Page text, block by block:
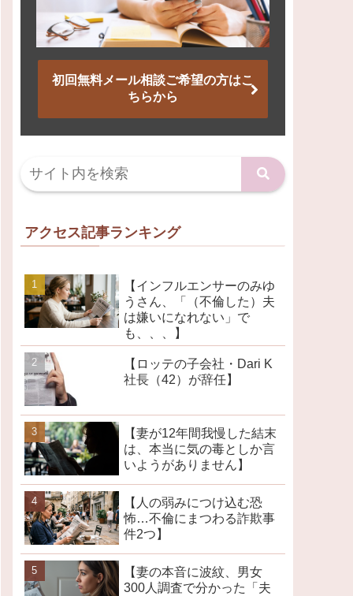
初回無料メール相談ご希望の方はこ
ちらから
アクセス記事ランキング
【インフルエンサーのみゆ
うさん、「（不倫した）夫
は嫌いになれない」で
も、、、】
【ロッテの子会社・Dari K
社長（42）が辞任】
【妻が12年間我慢した結末
は、本当に気の毒としか言
いようがありません】
【人の弱みにつけ込む恐
怖…不倫にまつわる詐欺事
件2つ】
【妻の本音に波紋、男女
300人調査で分かった「夫